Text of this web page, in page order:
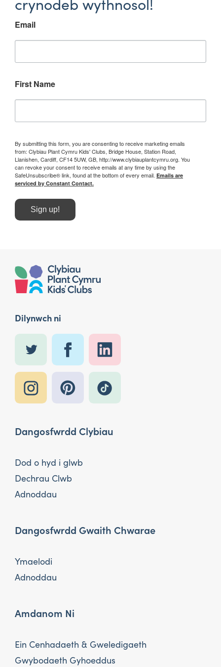
Email
First Name
By submitting this form, you are consenting to receive marketing emails
from: Clybiau Plant Cymru Kids' Clubs, Bridge House, Station Road,
Llanishen, Cardiff, CF14 5UW, GB, http://www.clybiauplantcymru.org. You
can revoke your consent to receive emails at any time by using the
SafeUnsubscribe® link, found at the bottom of every email. Emails are
serviced by Constant Contact.
Sign up!
Dilynwch ni
Dangosfwrdd Clybiau
Dod o hyd i glwb
Dechrau Clwb
Adnoddau
Dangosfwrdd Gwaith Chwarae
Ymaelodi
Adnoddau
Amdanom Ni
Ein Cenhadaeth & Gweledigaeth
Gwybodaeth Gyhoeddus